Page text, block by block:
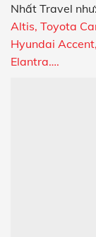
Nhất Travel như:
Altis, Toyota
Hyundai
Elantra….